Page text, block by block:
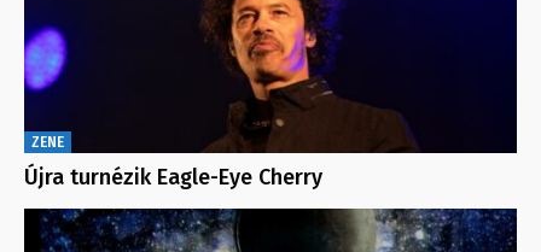
ZENE
Újra turnézik Eagle-Eye Cherry